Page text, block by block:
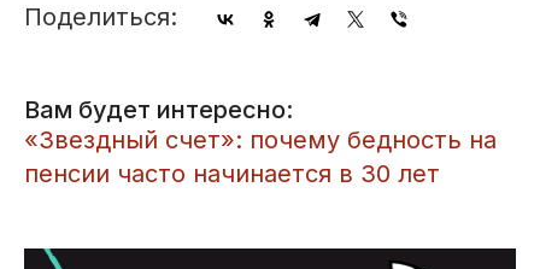
Поделиться:
Вам будет интересно:
​«Звездный счет»: почему бедность на
пенсии часто начинается в 30 лет